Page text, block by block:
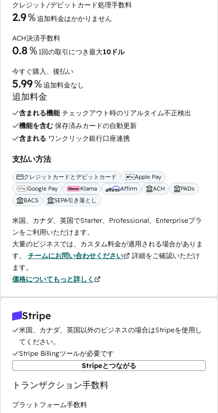
クレジット/デビットカード処理手数料
2.9％追加料金はかかりません
ACH決済手数料
0.8％ 1回の取引につき最大10ドル
今すぐ購入、後払い
5.99％追加料金なし
追加料金
含まれる機能チェックアウト時のリアルタイム不正検出
機能を含む 保存済みカードの自動更新
含まれる ワンクリック銀行口座連携
支払い方法
クレジットカードとデビットカード
Apple Pay
Google Pay
Klarna Affirm ACH
PADs
BACS
SEPA引き落とし
米国、カナダ、英国でStarter、Professional、Enterpriseプラ
ンをご利用いただけます。
大量のビジネスでは、カスタム料金が適用される場合がありま
す。
チームにお問い合わせください
詳細をご確認いただけ
ます。
価格についてもっと詳しく
Stripe
米国、カナダ、英国以外のビジネスの場合はStripeを使用し
てください。
Stripe Billingツールが必要です
Stripeとつながる
トランザクション手数料
プラットフォーム手数料